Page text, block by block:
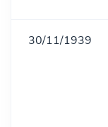
30/11/1939